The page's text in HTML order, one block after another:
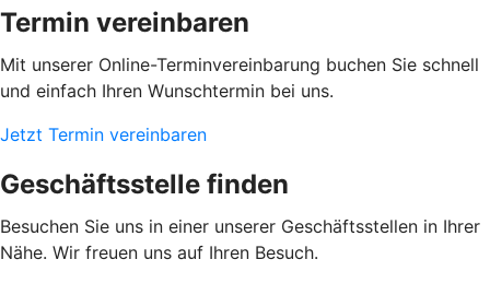
Termin vereinbaren
Mit unserer Online-Terminvereinbarung buchen Sie schnell
und einfach Ihren Wunschtermin bei uns.
Jetzt Termin vereinbaren
Geschäftsstelle finden
Besuchen Sie uns in einer unserer Geschäftsstellen in Ihrer
Nähe. Wir freuen uns auf Ihren Besuch.